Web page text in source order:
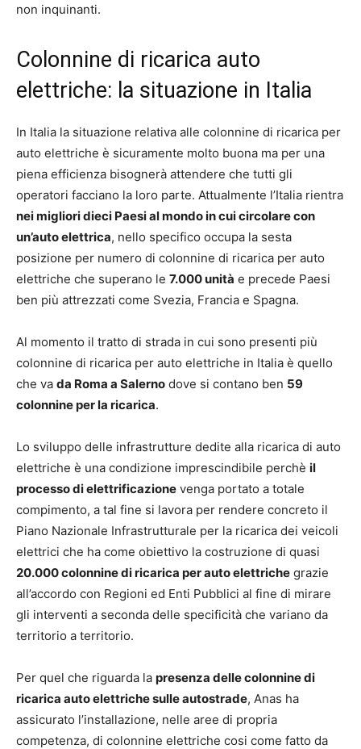
non inquinanti.
Colonnine di ricarica auto
elettriche: la situazione in Italia
In Italia la situazione relativa alle colonnine di ricarica per
auto elettriche è sicuramente molto buona ma per una
piena efficienza bisognerà attendere che tutti gli
operatori facciano la loro parte. Attualmente l’Italia rientra
nei migliori dieci Paesi al mondo in cui circolare con
un’auto elettrica, nello specifico occupa la sesta
posizione per numero di colonnine di ricarica per auto
elettriche che superano le 7.000 unità e precede Paesi
ben più attrezzati come Svezia, Francia e Spagna.
Al momento il tratto di strada in cui sono presenti più
colonnine di ricarica per auto elettriche in Italia è quello
che va da Roma a Salerno dove si contano ben 59
colonnine per la ricarica.
Lo sviluppo delle infrastrutture dedite alla ricarica di auto
elettriche è una condizione imprescindibile perchè il
processo di elettrificazione venga portato a totale
compimento, a tal fine si lavora per rendere concreto il
Piano Nazionale Infrastrutturale per la ricarica dei veicoli
elettrici che ha come obiettivo la costruzione di quasi
20.000 colonnine di ricarica per auto elettriche grazie
all’accordo con Regioni ed Enti Pubblici al fine di mirare
gli interventi a seconda delle specificità che variano da
territorio a territorio.
Per quel che riguarda la presenza delle colonnine di
ricarica auto elettriche sulle autostrade, Anas ha
assicurato l’installazione, nelle aree di propria
competenza, di colonnine elettriche cosi come fatto da